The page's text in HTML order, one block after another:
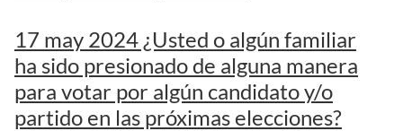
17 may 2024 ¿Usted o algún familiar
ha sido presionado de alguna manera
para votar por algún candidato y/o
partido en las próximas elecciones?